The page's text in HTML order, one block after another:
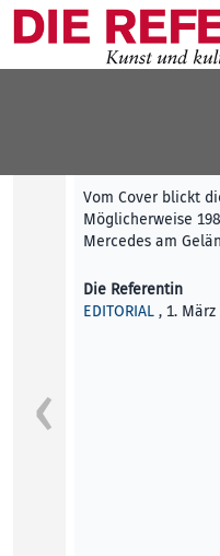
DIE REFERENTIN #7 -
Vom Cover blickt
Möglicherweise
Mercedes am
Die Referentin
EDITORIAL , 1. März